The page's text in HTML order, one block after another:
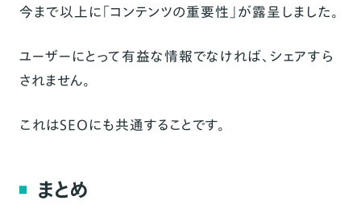
今まで以上に「コンテンツの重要性」が露呈しました。
ユーザーにとって有益な情報でなければ、シェアすら
されません。
これはSEOにも共通することです。
まとめ